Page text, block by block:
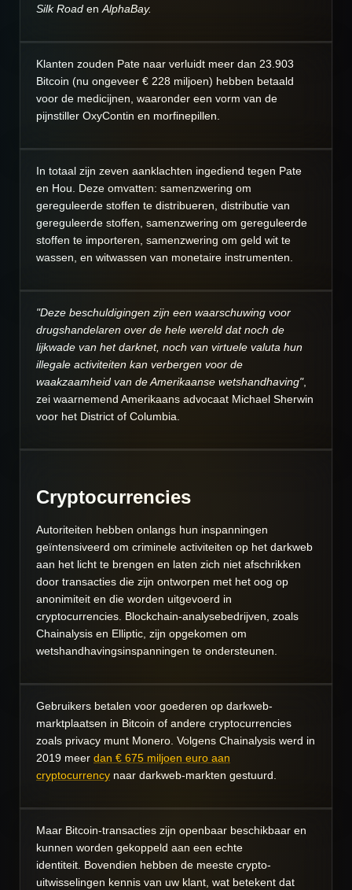
Silk Road enAlphaBay.
Klanten zouden Pate naar verluidt meer dan 23.903
Bitcoin (nu ongeveer € 228 miljoen) hebben betaald
voor de medicijnen, waaronder een vorm van de
pijnstiller OxyContin en morfinepillen.
In totaal zijn zeven aanklachten ingediend tegen Pate
en Hou. Deze omvatten: samenzwering om
gereguleerde stoffen te distribueren, distributie van
gereguleerde stoffen, samenzwering om gereguleerde
stoffen te importeren, samenzwering om geld wit te
wassen, en witwassen van monetaire instrumenten.
"Deze beschuldigingen zijn een waarschuwing voor
drugshandelaren over de hele wereld dat noch de
lijkwade van het darknet, noch van virtuele valuta hun
illegale activiteiten kan verbergen voor de
waakzaamheid van de Amerikaanse wetshandhaving",
zei waarnemend Amerikaans advocaat Michael Sherwin
voor het District of Columbia.
Cryptocurrencies
Autoriteiten hebben onlangs hun inspanningen
geïntensiveerd om criminele activiteiten op het darkweb
aan het licht te brengen en laten zich niet afschrikken
door transacties die zijn ontworpen met het oog op
anonimiteit en die worden uitgevoerd in
cryptocurrencies. Blockchain-analysebedrijven, zoals
Chainalysis en Elliptic, zijn opgekomen om
wetshandhavingsinspanningen te ondersteunen.
Gebruikers betalen voor goederen op darkweb-
marktplaatsen in Bitcoin of andere cryptocurrencies
zoals privacy munt Monero. Volgens Chainalysis werd in
2019 meer dan € 675 miljoen euro aan
cryptocurrency naar darkweb-markten gestuurd.
Maar Bitcoin-transacties zijn openbaar beschikbaar en
kunnen worden gekoppeld aan een echte
identiteit. Bovendien hebben de meeste crypto-
uitwisselingen kennis van uw klant, wat betekent dat